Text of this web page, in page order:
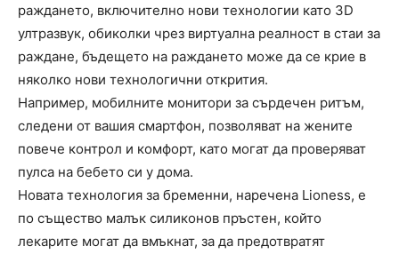
раждането, включително нови технологии като 3D
ултразвук, обиколки чрез виртуална реалност в стаи за
раждане, бъдещето на раждането може да се крие в
няколко нови технологични открития.
Например, мобилните монитори за сърдечен ритъм,
следени от вашия смартфон, позволяват на жените
повече контрол и комфорт, като могат да проверяват
пулса на бебето си у дома.
Новата технология за бременни, наречена Lioness, е
по същество малък силиконов пръстен, който
лекарите могат да вмъкнат, за да предотвратят